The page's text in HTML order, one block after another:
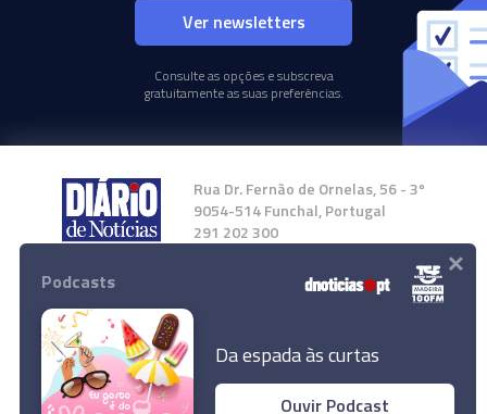
Ver newsletters
Consulte as opções e subscreva
gratuitamente as suas preferências.
Rua Dr. Fernão de Ornelas, 56 - 3º
9054-514 Funchal, Portugal
291 202 300
Instale a nossa App
Podcasts
Da espada às curtas
Ouvir Podcast
×